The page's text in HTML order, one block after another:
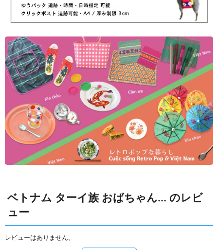
ベトナム ターイ族 おばちゃん... のレビ
ュー
レビューはありません。